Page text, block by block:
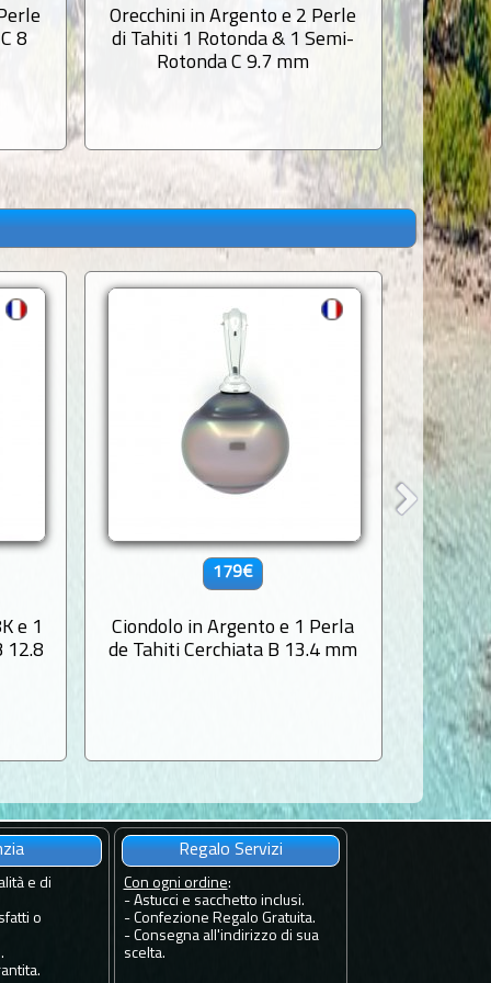
8
Orecchini in Argento e 2 Perle
di Tahiti 1 Rotonda & 1 Semi-
Rotonda C 9.7 mm
2 Perle
e 1
12.8
179€
Ciondolo in Argento e 1 Perla
de Tahiti Cerchiata B 13.4 mm
di
e di
o
Regalo Servizi
Con ogni ordine:
- Astucci e sacchetto inclusi.
- Confezione Regalo Gratuita.
- Consegna all'indirizzo di sua
scelta.